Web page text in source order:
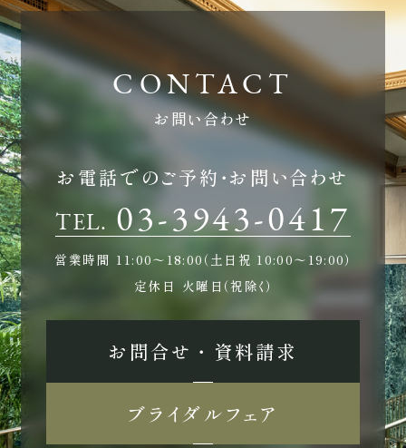
お問い合わせ
お電話でのご予約・お問い合わせ
TEL. 03-3943-0417
営業時間 11:00〜18:00（土日祝 10:00〜19:00）
定休日 火曜日（祝除く）
お問合せ ・ 資料請求
ブライダルフェア